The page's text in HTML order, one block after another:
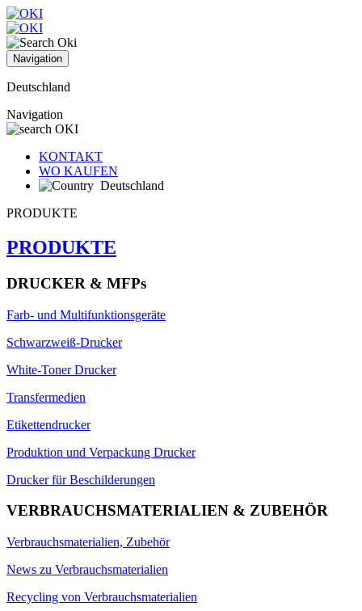
Navigation
Deutschland
Navigation
KONTAKT
WO KAUFEN
Deutschland
PRODUKTE
PRODUKTE
DRUCKER & MFPs
Farb- und Multifunktionsgeräte
Schwarzweiß-Drucker
White-Toner Drucker
Transfermedien
Etikettendrucker
Produktion und Verpackung Drucker
Drucker für Beschilderungen
VERBRAUCHSMATERIALIEN & ZUBEHÖR
Verbrauchsmaterialien, Zubehör
News zu Verbrauchsmaterialien
Recycling von Verbrauchsmaterialien